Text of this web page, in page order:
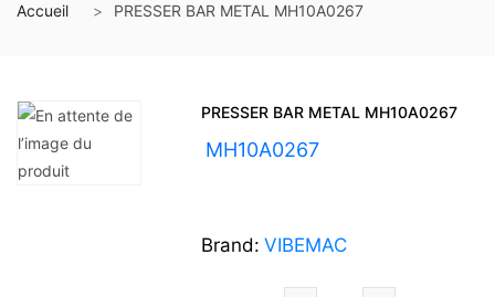
Accueil PRESSER BAR METAL MH10A0267
PRESSER BAR METAL MH10A0267
MH10A0267
Brand: VIBEMAC